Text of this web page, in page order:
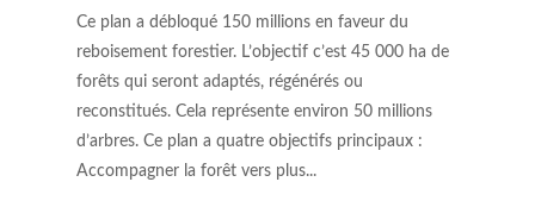
Ce plan a débloqué 150 millions en faveur du
reboisement forestier. L’objectif c’est 45 000 ha de
forêts qui seront adaptés, régénérés ou
reconstitués. Cela représente environ 50 millions
d’arbres. Ce plan a quatre objectifs principaux :
Accompagner la forêt vers plus...